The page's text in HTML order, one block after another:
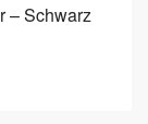
– Schwarz